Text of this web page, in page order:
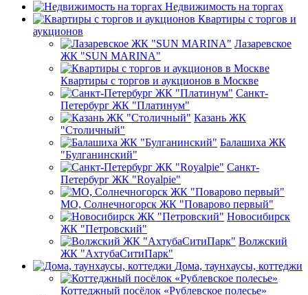
Недвижимость на торгах
Квартиры с торгов и
аукционов
Лазаревское
ЖК "SUN MARINA"
Квартиры с торгов и аукционов в Москве
Санкт-
Петербург ЖК "Платинум"
Казань ЖК
"Столичный"
Балашиха ЖК
"Булганинский"
Санкт-
Петербург ЖК "Royalpie"
МО, Солнечногорск ЖК "Поварово первый"
Новосибирск
ЖК "Петровский"
Волжский
ЖК "АхтубаСитиПарк"
Дома, таунхаусы, коттеджи
Коттеджный посёлок «Рублевское полесье»